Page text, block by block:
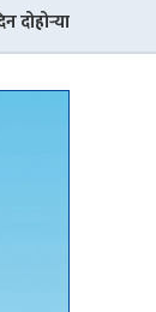
विदेशका